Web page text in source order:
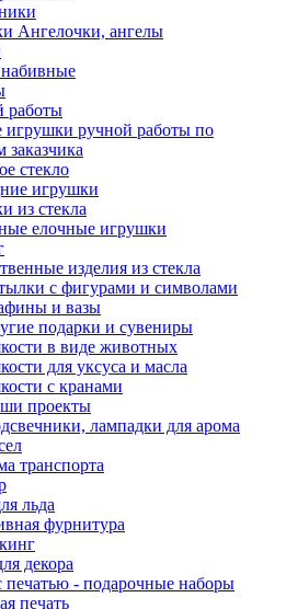
Ангелочки, ангелы
работы
игрушки ручной работы по
заказчика
стекло
игрушки
из стекла
елочные игрушки
изделия из стекла
с фигурами и символами
и вазы
подарки и сувениры
в виде животных
для уксуса и масла
с кранами
проекты
лампадки для арома
транспорта
льда
фурнитура
декора
печатью - подарочные наборы
печать